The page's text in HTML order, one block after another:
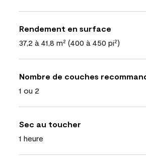
Rendement en surface
37,2 à 41,8 m² (400 à 450 pi²)
Nombre de couches
1 ou 2
Sec au toucher
1 heure